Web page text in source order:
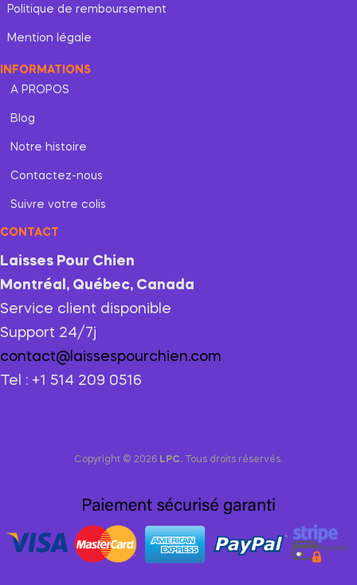
Politique de remboursement
Mention légale
INFORMATIONS
A PROPOS
Blog
Notre histoire
Contactez-nous
Suivre votre colis
CONTACT
Laisses Pour Chien
Montréal, Québec, Canada
Service client disponible
Support 24/7j
contact@laissespourchien.com
Tel : +1 514 209 0516
Copyright © 2026 LPC. Tous droits réservés.